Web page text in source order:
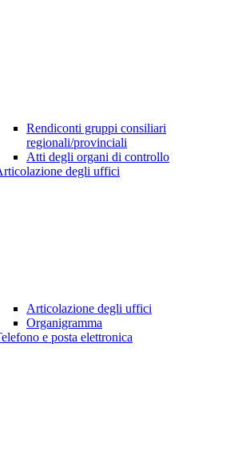
Rendiconti gruppi consiliari
regionali/provinciali
Atti degli organi di controllo
degli uffici
Articolazione degli uffici
Organigramma
e posta elettronica